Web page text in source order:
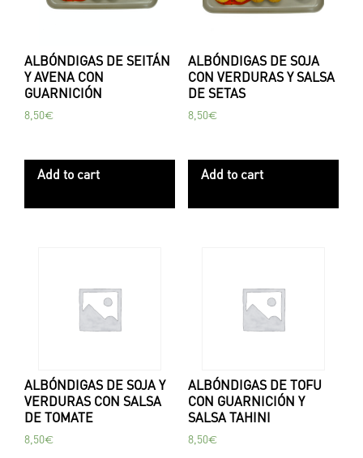
ALBÓNDIGAS DE SEITÁN
Y AVENA CON
GUARNICIÓN
8,50€
Add to cart
ALBÓNDIGAS DE SOJA
CON VERDURAS Y SALSA
DE SETAS
8,50€
Add to cart
ALBÓNDIGAS DE SOJA Y
VERDURAS CON SALSA
DE TOMATE
8,50€
ALBÓNDIGAS DE TOFU
CON GUARNICIÓN Y
SALSA TAHINI
8,50€